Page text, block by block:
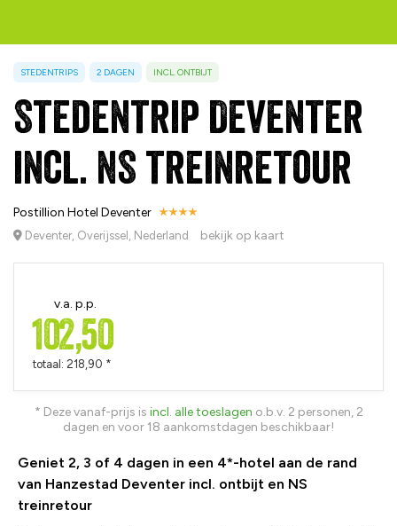
STEDENTRIPS 2 DAGEN INCL. ONTBIJT
Stedentrip Deventer
incl. NS treinretour
Postillion Hotel Deventer
Deventer, Overijssel, Nederland bekijk op kaart
v.a. p.p.
102,50
totaal: 218,90 *
* Deze vanaf-prijs is incl. alle toeslagen o.b.v. 2 personen, 2
dagen en voor 18 aankomstdagen beschikbaar!
Geniet 2, 3 of 4 dagen in een 4*-hotel aan de rand
van Hanzestad Deventer incl. ontbijt en NS
treinretour